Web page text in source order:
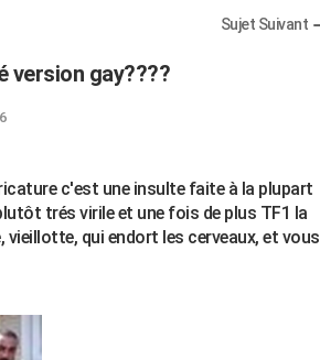
Sujet Suivant
version gay????
c'est une insulte faite à la plupart
trés virile et une fois de plus TF1 la
vieillotte, qui endort les cerveaux, et vous